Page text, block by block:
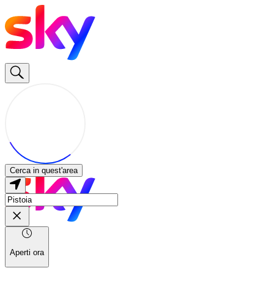
Cerca in quest'area
Aperti ora